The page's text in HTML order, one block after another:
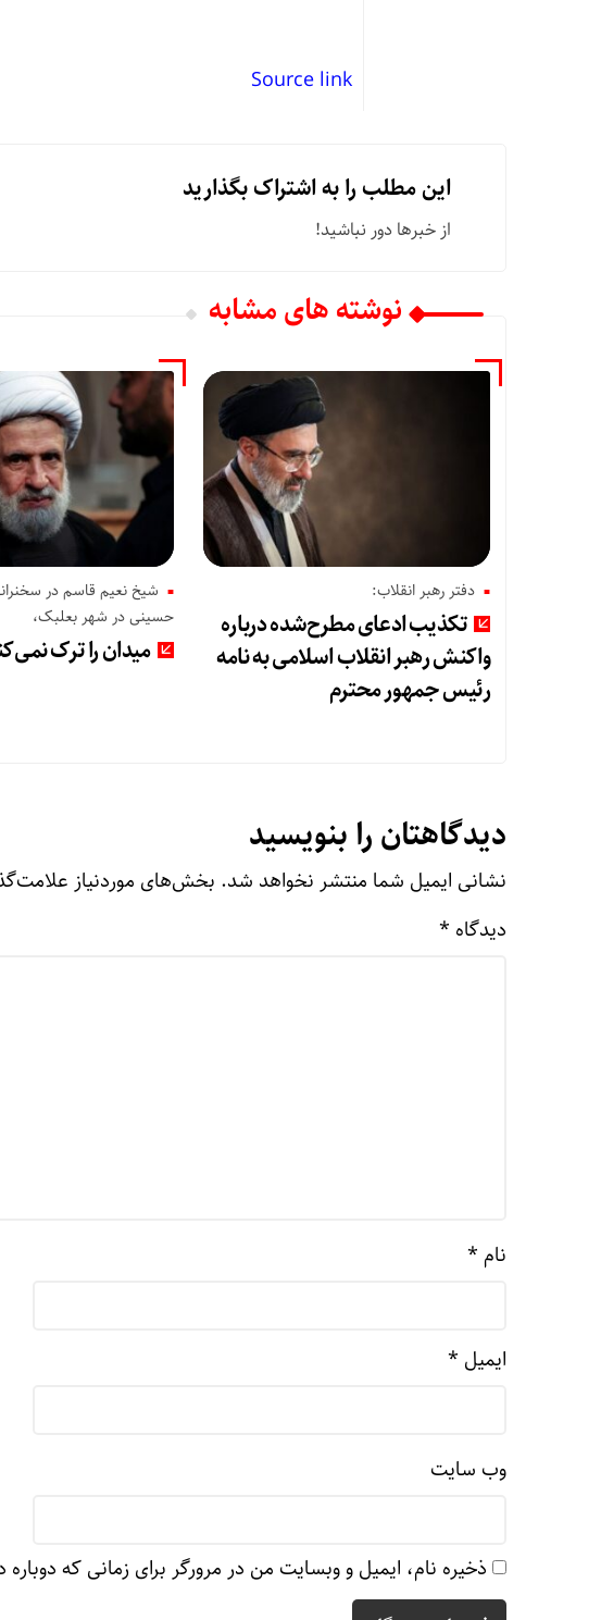
Source link
این مطلب را به اشتراک بگذارید
از خبرها دور نباشید!
نوشته های مشابه
دفتر رهبر انقلاب:
تکذیب ادعای مطرح‌شده درباره
واکنش رهبر انقلاب اسلامی به نامه
رئیس جمهور محترم
شیخ نعیم قاسم در
حسینی در شهر بعلبک،
میدان را ترک
دیدگاهتان را بنویسید
نشانی ایمیل شما منتشر نخواهد شد. بخش‌های موردنیاز
دیدگاه *
نام *
ایمیل *
وب‌ سایت
ذخیره نام، ایمیل و وبسایت من در مرورگر برای زمانی که